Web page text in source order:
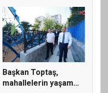
Başkan Toptaş,
mahallelerin yaşam